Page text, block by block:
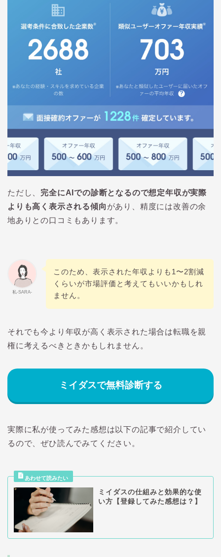
ただし、 完全にAIでの診断となるので想定年収が実際
よりも高く表示される傾向 があり、精度には改善の余
地ありとの口コミもあります。
私-SARA-
このため、表示された年収よりも1〜2割減
くらいが市場評価と考えてもいいかもしれ
ません。
それでも今より年収が高く表示された場合は転職を親
権に考えるべきときかもしれません。
ミイダスで無料診断する
実際に私が使ってみた感想は以下の記事で紹介してい
るので、ぜひ読んでみてください。
ミイダスの仕組みと効果的な使
い方【登録してみた感想は？】